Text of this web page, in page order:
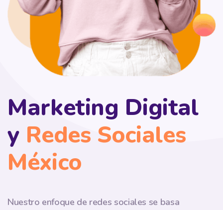
Marketing Digital
y Redes Sociales
México
Nuestro enfoque de redes sociales se basa